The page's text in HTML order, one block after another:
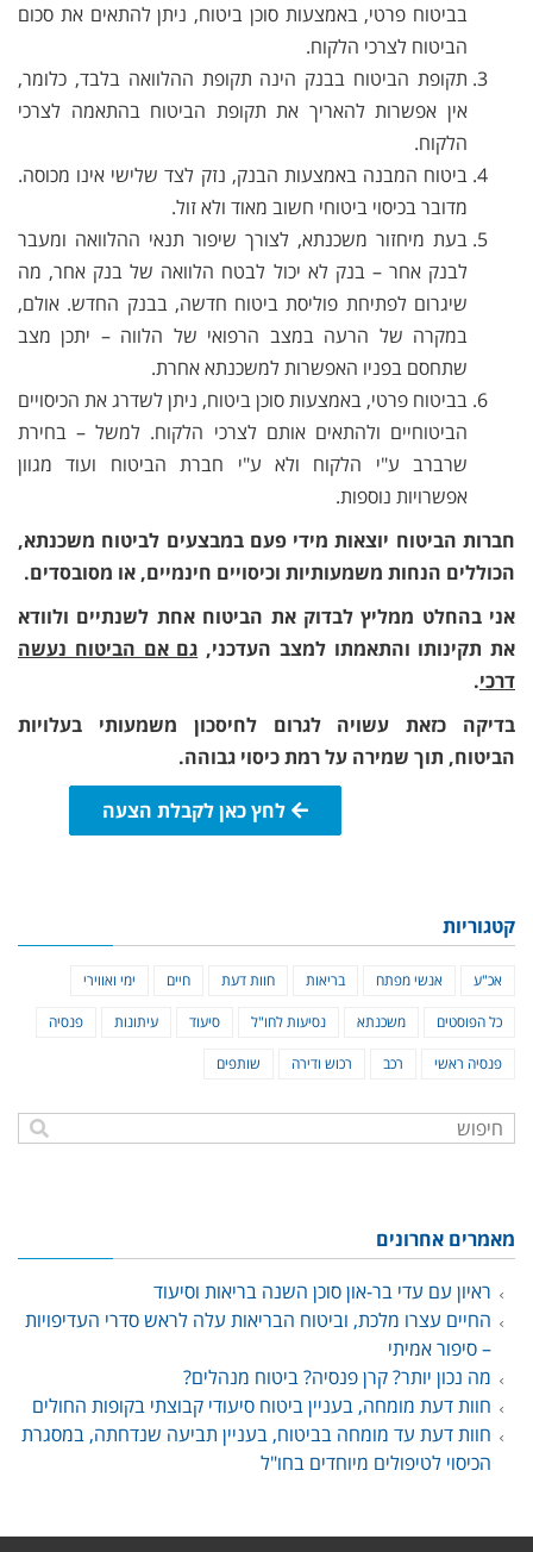
בביטוח פרטי, באמצעות סוכן ביטוח, ניתן להתאים את סכום
הביטוח לצרכי הלקוח.
תקופת הביטוח בבנק הינה תקופת ההלוואה בלבד, כלומר,
אין אפשרות להאריך את תקופת הביטוח בהתאמה לצרכי
הלקוח.
ביטוח המבנה באמצעות הבנק, נזק לצד שלישי אינו מכוסה.
מדובר בכיסוי ביטוחי חשוב מאוד ולא זול.
בעת מיחזור משכנתא, לצורך שיפור תנאי ההלוואה ומעבר
לבנק אחר – בנק לא יכול לבטח הלוואה של בנק אחר, מה
שיגרום לפתיחת פוליסת ביטוח חדשה, בבנק החדש. אולם,
במקרה של הרעה במצב הרפואי של הלווה – יתכן מצב
שתחסם בפניו האפשרות למשכנתא אחרת.
בביטוח פרטי, באמצעות סוכן ביטוח, ניתן לשדרג את הכיסויים
הביטוחיים ולהתאים אותם לצרכי הלקוח. למשל – בחירת
שרברב ע"י הלקוח ולא ע"י חברת הביטוח ועוד מגוון
אפשרויות נוספות.
חברות הביטוח יוצאות מידי פעם במבצעים לביטוח משכנתא,
הכוללים הנחות משמעותיות וכיסויים חינמיים, או מסובסדים.
אני בהחלט ממליץ לבדוק את הביטוח אחת לשנתיים ולוודא
את תקינותו והתאמתו למצב העדכני, גם אם הביטוח נעשה
דרכי.
בדיקה כזאת עשויה לגרום לחיסכון משמעותי בעלויות
הביטוח, תוך שמירה על רמת כיסוי גבוהה.
לחץ כאן לקבלת הצעה
קטגוריות
אכ"ע אנשי מפתח בריאות חוות דעת חיים ימי ואווירי
כל הפוסטים משכנתא נסיעות לחו"ל סיעוד עיתונות פנסיה
פנסיה ראשי רכב רכוש ודירה שותפים
מאמרים אחרונים
ראיון עם עדי בר-און סוכן השנה בריאות וסיעוד
החיים עצרו מלכת, וביטוח הבריאות עלה לראש סדרי העדיפויות
– סיפור אמיתי
מה נכון יותר? קרן פנסיה? ביטוח מנהלים?
חוות דעת מומחה, בעניין ביטוח סיעודי קבוצתי בקופות החולים
חוות דעת עד מומחה בביטוח, בעניין תביעה שנדחתה, במסגרת
הכיסוי לטיפולים מיוחדים בחו"ל